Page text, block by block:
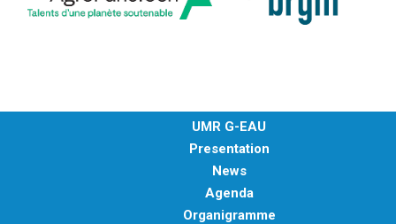
UMR G-EAU
Presentation
News
Agenda
Organigramme